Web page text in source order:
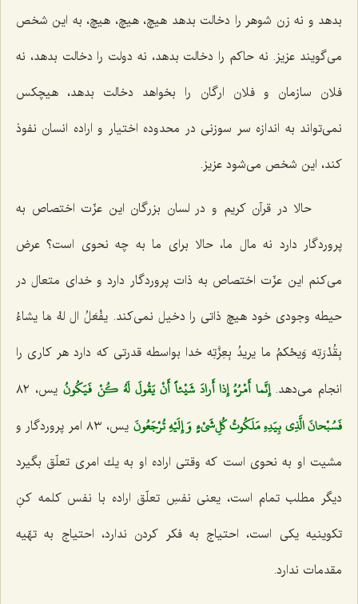
بدهد و نه زن شوهر را دخالت بدهد هیچ، هیچ، هیچ، به این شخص
می‌گویند عزیز. نه حاكم را دخالت بدهد، نه دولت را دخالت بدهد، نه
فلان سازمان و فلان ارگان را بخواهد دخالت بدهد، هیچكس
نمی‌تواند به اندازه سر سوزنی در محدوده اختیار و اراده انسان نفوذ
كند، این شخص می‌شود عزیز.
حالا در قرآن كریم و در لسان بزرگان این عزّت اختصاص به
پروردگار دارد نه مال ما، حالا برای ما به چه نحوی است؟ عرض
می‌كنم این عزّت اختصاص به ذات پروردگار دارد و خدای متعال در
حیطه وجودی خود هیچ ذاتی را دخیل نمی‌كند. یفْعَلُ ال لهْ مَا یشاءُ
بِقُدْرَتِه وَیحْكمُ ما یریدُ بِعِزَّتِه خدا بواسطه قدرتی كه دارد هر كاری را
انجام می‌دهد. إِنَّما أَمْرُهُ إِذا أَرادَ شَيْئاً أَنْ يَقُولَ لَهُ كُنْ فَيَكُونُ‌یس، ٨٢
فَسُبْحانَ الَّذِي بِيَدِهِ مَلَكُوتُ كُلِ‌شَيْ‌ءٍ وَ إِلَيْهِ تُرْجَعُونَ‌
یس، ٨٣ امر پروردگار و
مشیت او به نحوی است كه وقتی اراده او به یك امری تعلّق بگیرد
دیگر مطلب تمام است، یعنی نفسِ تعلّق اراده با نفس كلمه كنِ
تكوینیه یكی است، احتیاج به فكر كردن ندارد، احتیاج به تهّیه
مقدمات ندارد.